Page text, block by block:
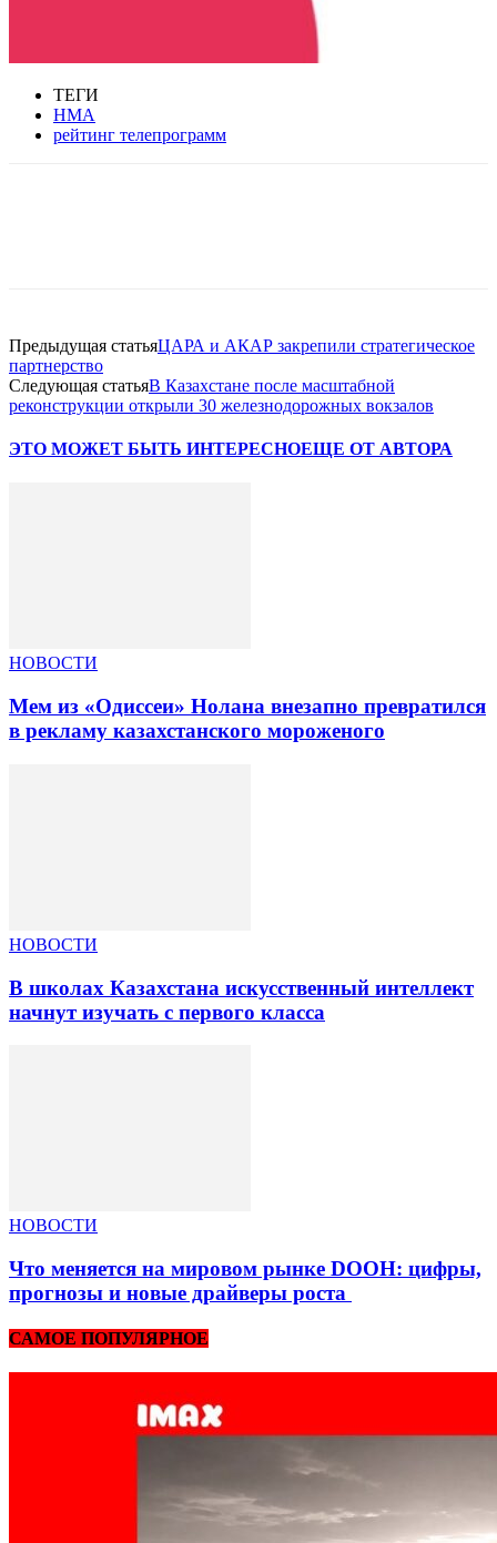
ТЕГИ
НМА
рейтинг телепрограмм
Предыдущая статьяЦАРА и АКАР закрепили стратегическое
партнерство
Следующая статьяВ Казахстане после масштабной
реконструкции открыли 30 железнодорожных вокзалов
ЭТО МОЖЕТ БЫТЬ ИНТЕРЕСНОЕЩЕ ОТ АВТОРА
НОВОСТИ
Мем из «Одиссеи» Нолана внезапно превратился
в рекламу казахстанского мороженого
НОВОСТИ
В школах Казахстана искусственный интеллект
начнут изучать с первого класса
НОВОСТИ
Что меняется на мировом рынке DOOH: цифры,
прогнозы и новые драйверы роста
САМОЕ ПОПУЛЯРНОЕ